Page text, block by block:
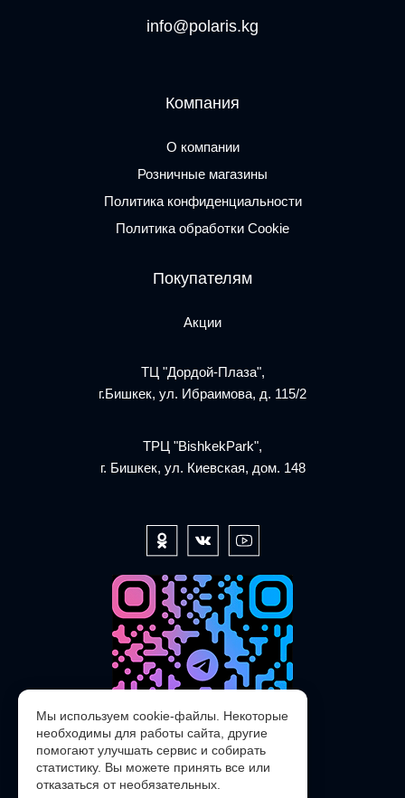
info@polaris.kg
Компания
О компании
Розничные магазины
Политика конфиденциальности
Политика обработки Cookie
Покупателям
Акции
ТЦ "Дордой-Плаза",
г.Бишкек, ул. Ибраимова, д. 115/2
ТРЦ "BishkekPark",
г. Бишкек, ул. Киевская, дом. 148
@POLARIS_SERVICE_KG_bot
Мы используем cookie-файлы. Некоторые
необходимы для работы сайта, другие
помогают улучшать сервис и собирать
статистику. Вы можете принять все или
отказаться от необязательных.